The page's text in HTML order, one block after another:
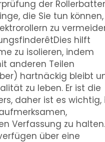
der
die Sie tun können,
zu
hilft
zu isolieren, indem
anderen Teilen
hartnäckig bleibt
zu leben. Er ist die
daher ist es wichtig,
Verfassung zu halten.
über eine